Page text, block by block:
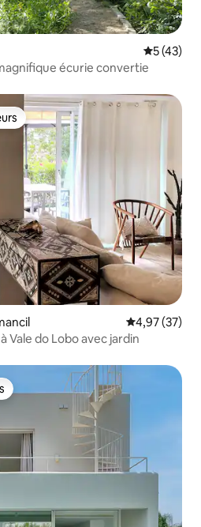
Note
5 (43)
écurie convertie
les plus aimés
Note
4,97 (37)
do Lobo avec jardin